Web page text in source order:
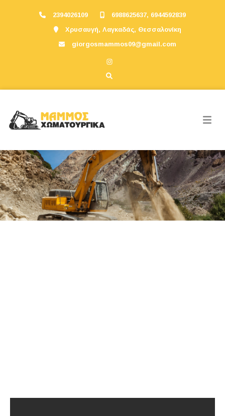
2394026109
6988625637, 6944592839
Χρυσαυγή, Λαγκαδάς, Θεσσαλονίκη
giorgosmammos09@gmail.com